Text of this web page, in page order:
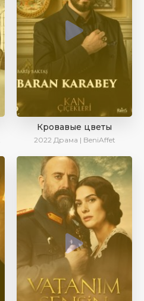
Кровавые цветы
2022 Драма | BeniAffet